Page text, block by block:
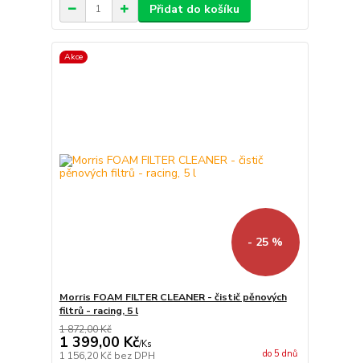
Přidat do košíku
Akce
- 25 %
Morris FOAM FILTER CLEANER - čistič pěnových
filtrů - racing, 5 l
1 872,00 Kč
1 399,00 Kč/Ks
1 156,20 Kč bez DPH do 5 dnů